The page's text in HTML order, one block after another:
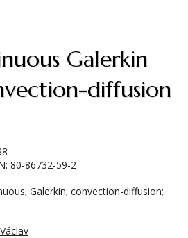
diffusion
80-86732-59-2
Galerkin; convection-diffusion;